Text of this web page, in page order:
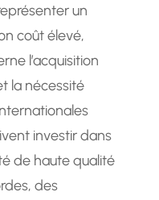
un
coût élevé,
l’acquisition
la nécessité
investir dans
de haute qualité
des